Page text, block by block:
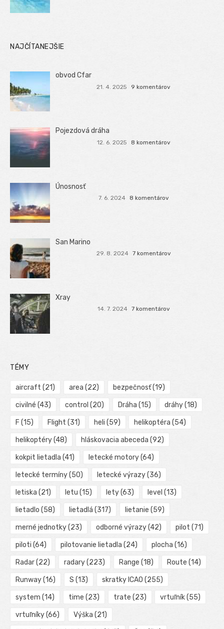
NAJČÍTANEJŠIE
obvod Cfar
21. 4. 2025 9 komentárov
Pojezdová dráha
12. 6. 2025 8 komentárov
Únosnosť
7. 6. 2024 8 komentárov
San Marino
29. 8. 2024 7 komentárov
Xray
14. 7. 2024 7 komentárov
TÉMY
aircraft (21) area (22) bezpečnosť(19)
civilné (43) control (20) Dráha (15) dráhy(18)
F (15) Flight (31) heli (59) helikoptéra (54)
helikoptéry(48) hláskovacia abeceda (92)
kokpit lietadla (41) letecké motory(64)
letecké termíny(50) letecké výrazy(36)
letiska (21) letu (15) lety(63) level (13)
lietadlo (58) lietadlá (317) lietanie (59)
merné jednotky(23) odborné výrazy(42) pilot (71)
piloti (64) pilotovanie lietadla (24) plocha (16)
Radar(22) radary(223) Range (18) Route (14)
Runway(16) S (13) skratky ICAO (255)
system (14) time (23) trate (23) vrtuľník(55)
vrtuľníky(66) Výška (21)